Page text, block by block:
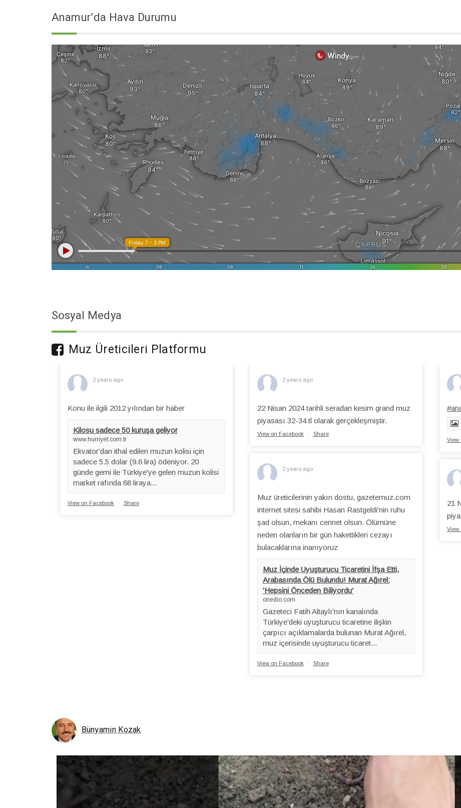
Anamur’da Hava Durumu
Sosyal Medya
Muz Üreticileri Platformu
2 years ago
Konu ile ilgili 2012 yılından bir haber
Kilosu sadece 50 kuruşa geliyor
www.hurriyet.com.tr
Ekvator'dan ithal edilen muzun kolisi için
sadece 5.5 dolar (9.6 lira) ödeniyor. 20
günde gemi ile Türkiye'ye gelen muzun kolisi
market rafında 68 liraya...
View on Facebook · Share
2 years ago
22 Nisan 2024 tarihli seradan kesim grand muz
piyasası 32-34 tl olarak gerçekleşmiştir.
View on Facebook · Share
View
2 years ago
Muz üreticilerinin yakın dostu, gazetemuz.com
internet sitesi sahibi Hasan Rastgeldi'nin ruhu
şad olsun, mekanı cennet olsun. Ölümüne
neden olanların bir gün hakettikleri cezayı
bulacaklarına inanıyoruz
Muz İçinde Uyuşturucu Ticaretini İfşa Etti,
Arabasında Ölü Bulundu! Murat Ağırel:
'Hepsini Önceden Biliyordu'
onedio.com
Gazeteci Fatih Altaylı'nın kanalında
Türkiye'deki uyuşturucu ticaretine ilişkin
çarpıcı açıklamalarda bulunan Murat Ağırel,
muz içerisinde uyuşturucu ticaret...
View on Facebook · Share
21
View
Bünyamin Kozak